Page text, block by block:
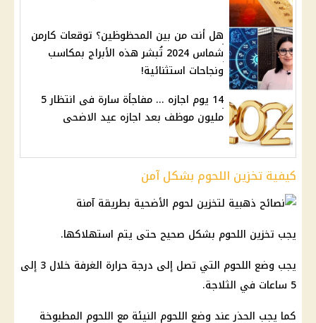
هل أنت من بين المحظوظين؟ توقعات كارمن
شماس 2024 تُبشر هذه الأبراج بمكاسب
ونجاحات استثنائية!
14 يوم اجازه ... مفاجأة سارة فى انتظار 5
مليون موظف بعد اجازه عيد الاضحى
كيفية تخزين اللحوم بشكل آمن
يجب تخزين اللحوم بشكل صحيح حتى يتم استهلاكها.
يجب وضع اللحوم التي تصل إلى درجة حرارة الغرفة خلال 3 إلى
5 ساعات في الثلاجة.
كما يجب الحذر عند وضع اللحوم النيئة مع اللحوم المطبوخة